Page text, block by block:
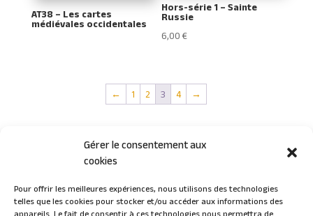
Gérer le consentement aux
cookies
Pour offrir les meilleures expériences, nous utilisons des technologies
telles que les cookies pour stocker et/ou accéder aux informations des
appareils. Le fait de consentir à ces technologies nous permettra de
AT38 – Les cartes
médiévales occidentales
Hors-série 1 – Sainte
Russie
6,00€
← 1 2 3 4 →
Connexion